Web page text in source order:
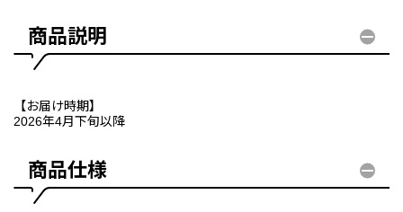
商品説明
【お届け時期】
2026年4月下旬以降
商品仕様